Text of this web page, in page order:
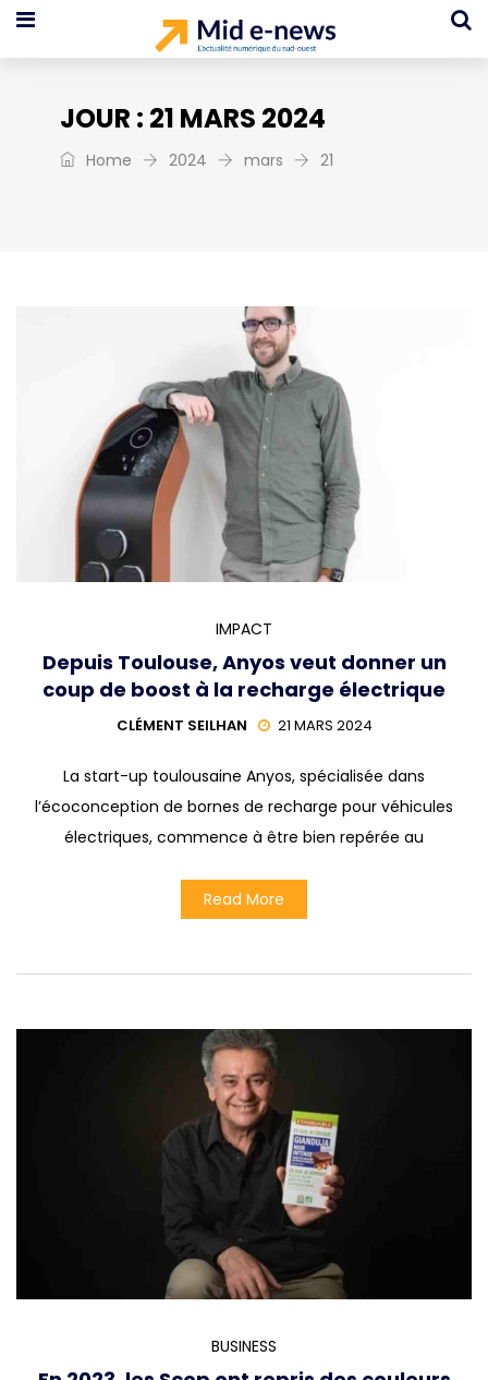
JOUR : 21 MARS 2024
Home 2024 mars 21
IMPACT
Depuis Toulouse, Anyos veut donner un
coup de boost à la recharge électrique
CLÉMENT SEILHAN 21 MARS 2024
La start-up toulousaine Anyos, spécialisée dans
l’écoconception de bornes de recharge pour véhicules
électriques, commence à être bien repérée au
Read More
BUSINESS